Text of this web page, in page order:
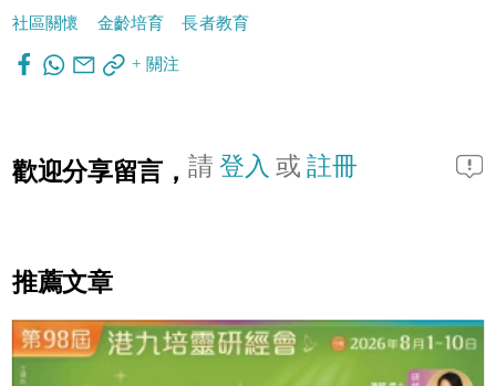
社區關懷 金齡培育 長者教育
+ 關注
歡迎分享留言， 請登入 或註冊
推薦文章